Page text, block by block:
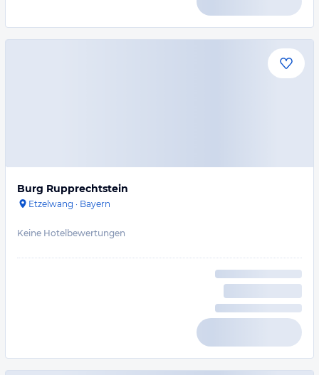
Burg Rupprechtstein
Etzelwang · Bayern
Keine Hotelbewertungen